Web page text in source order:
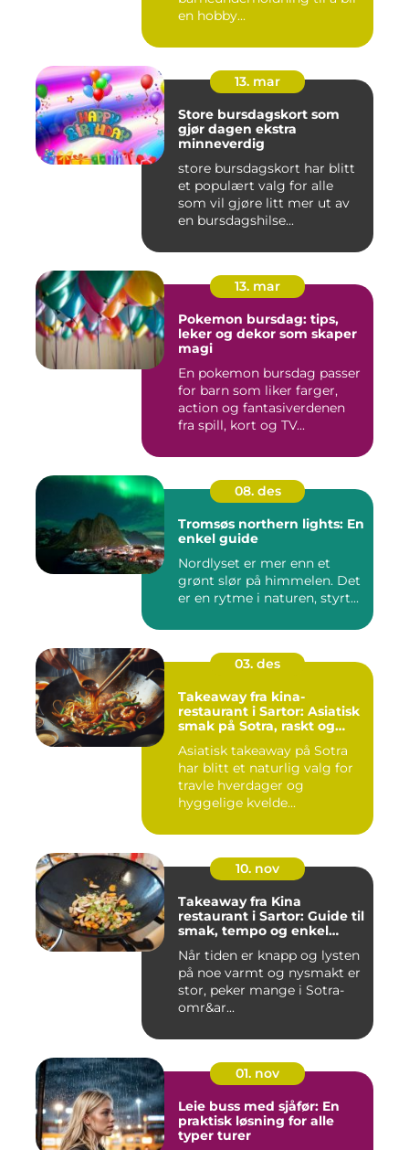
en hobby...
13. mar
Store bursdagskort som
gjør dagen ekstra
minneverdig
store bursdagskort har blitt
et populært valg for alle
som vil gjøre litt mer ut av
en bursdagshilse...
13. mar
Pokemon bursdag: tips,
leker og dekor som skaper
magi
En pokemon bursdag passer
for barn som liker farger,
action og fantasiverdenen
fra spill, kort og TV...
08. des
Tromsøs northern lights: En
enkel guide
Nordlyset er mer enn et
grønt slør på himmelen. Det
er en rytme i naturen, styrt...
03. des
Takeaway fra kina-
restaurant i Sartor: Asiatisk
smak på Sotra, raskt og
Asiatisk takeaway på Sotra
har blitt et naturlig valg for
travle hverdager og
hyggelige kvelde...
10. nov
Takeaway fra Kina
restaurant i Sartor: Guide til
smak, tempo og enkel
Når tiden er knapp og lysten
på noe varmt og nysmakt er
stor, peker mange i Sotra-
omr&ar...
01. nov
Leie buss med sjåfør: En
praktisk løsning for alle
typer turer